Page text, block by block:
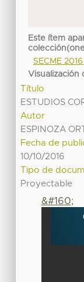
Este ítem
SECME 2016
Visualización
Título
ESTUDIOS
Autor
ESPINOZA
Fecha de
10/10/2016
Tipo de
Proyectable
&#160;